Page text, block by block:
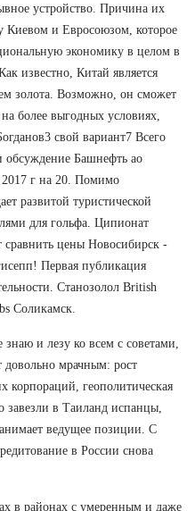
устройство. Причина их
Киевом и Евросоюзом, которое
экономику в целом в
известно, Китай является
золота. Возможно, он сможет
более выгодных условиях,
свой вариант7 Всего
обсуждение Башнефть ао
г на 20. Помимо
развитой туристической
для гольфа. Ципионат
сравнить цены Новосибирск -
Первая публикация
Станозолол British
Соликамск.
и лезу ко всем с советами,
довольно мрачным: рост
корпораций, геополитическая
завезли в Таиланд испанцы,
ведущее позиции. С
в России снова
в районах с умеренным и даже